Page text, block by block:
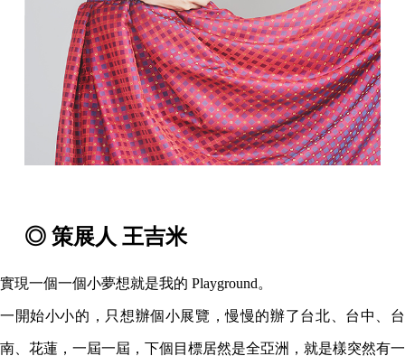
◎ 策展人 王吉米
實現一個一個小夢想就是我的 Playground。
一開始小小的，只想辦個小展覽，慢慢的辦了台北、台中、台
南、花蓮，一屆一屆，下個目標居然是全亞洲，就是樣突然有一